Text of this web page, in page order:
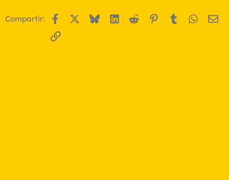
Compartir: Facebook BlueskyLinkedIn
Reddit Pinterest
Tumblr
Enlace